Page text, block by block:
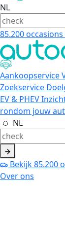
NL
85.200occasions
Aankoopservice
Zoekservice
EV & PHEV
rondom jouw
NL
Bekijk85.200
Over ons